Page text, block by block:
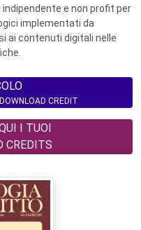
e non profit per
implementati da
ai contenuti digitali nelle
CREDIT
I TUOI
CREDITS